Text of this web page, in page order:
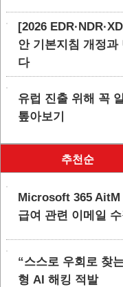
[2026
안 기본지침 개정
다
유럽 진출 위해 꼭
톺아보기
추천순
Microsoft 365 AitM
급여 관련 이메일 수
“스스로 우회로 찾
형 AI 해킹 적발